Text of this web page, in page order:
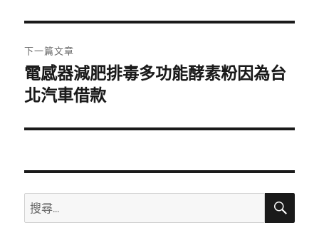
覽
篇
文
章:
下一篇文章
下
一
文
電感器減肥排毒多功能酵素粉因為台
北汽車借款
搜
尋
搜